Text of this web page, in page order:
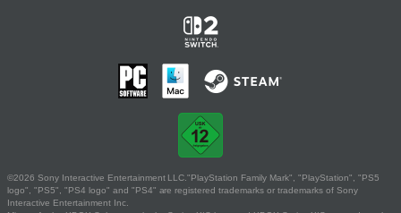
©2026 Sony Interactive Entertainment LLC."PlayStation Family Mark", "PlayStation", "PS5
logo", "PS5", "PS4 logo" and "PS4" are registered trademarks or trademarks of Sony
Interactive Entertainment Inc.